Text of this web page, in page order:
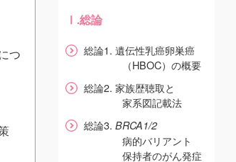
つ
.総論
総論1. 遺伝性乳癌卵巣癌
（HBOC）の概要
総論2. 家族歴聴取と
家系図記載法
総論3. BRCA1/2
病的バリアント
保持者のがん発症